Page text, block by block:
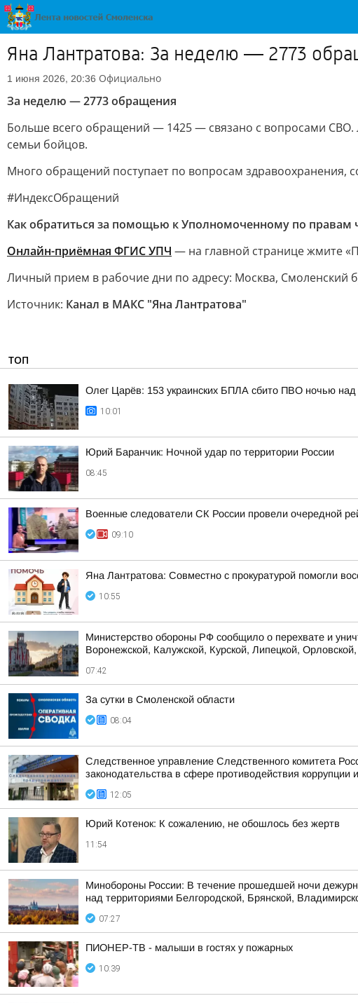
Яна Лантратова: За неделю — 2773
1 июня 2026, 20:36 Официально
За неделю — 2773 обращения
Больше всего обращений — 1425 — связано с вопросами
семьи бойцов.
Много обращений поступает по вопросам здравоохранения,
#ИндексОбращений
Как обратиться за помощью к Уполномоченному по правам
Онлайн-приёмная ФГИС УПЧ — на главной странице жмите
Личный прием в рабочие дни по адресу: Москва, Смоленский
Источник: Канал в МАКС "Яна Лантратова"
ТОП
Олег Царёв: 153 украинских БПЛА сбито ПВО ночью
10:01
Юрий Баранчик: Ночной удар по территории России
08:45
Военные следователи СК России провели очередной
09:10
Яна Лантратова: Совместно с прокуратурой помогли
10:55
Министерство обороны РФ сообщило о перехвате и
Воронежской, Калужской, Курской, Липецкой, Орловской,
07:42
За сутки в Смоленской области
08:04
Следственное управление Следственного комитета
законодательства в сфере противодействия коррупции
12:05
Юрий Котенок: К сожалению, не обошлось без жертв
11:54
Минобороны России: В течение прошедшей ночи
над территориями Белгородской, Брянской,
07:27
ПИОНЕР-ТВ - малыши в гостях у пожарных
10:39